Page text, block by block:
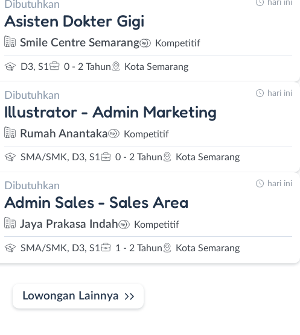
Dibutuhkan
Asisten Dokter Gigi
Smile Centre Semarang Kompetitif
D3, S1 0 - 2 Tahun Kota Semarang
hari ini
Dibutuhkan
Illustrator - Admin Marketing
Rumah Anantaka Kompetitif
SMA/SMK, D3, S1 0 - 2 Tahun Kota Semarang
hari ini
Dibutuhkan
Admin Sales - Sales Area
Jaya Prakasa Indah Kompetitif
SMA/SMK, D3, S1 1 - 2 Tahun Kota Semarang
hari ini
Lowongan Lainnya